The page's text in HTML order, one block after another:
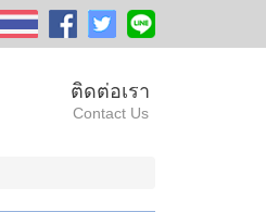
ติดต่อเรา
Contact Us